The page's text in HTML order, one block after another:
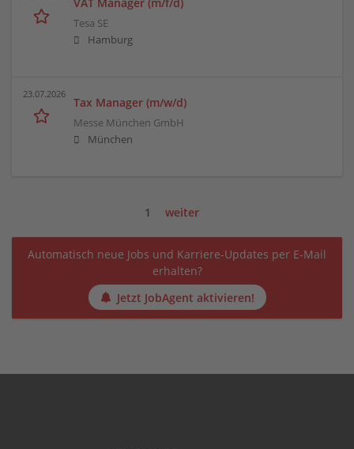
Tesa SE
Hamburg
23.07.2026
Tax Manager (m/w/d)
Messe München GmbH
München
1 weiter
Automatisch neue Jobs und Karriere-Updates per E-Mail
erhalten?
Jetzt JobAgent aktivieren!